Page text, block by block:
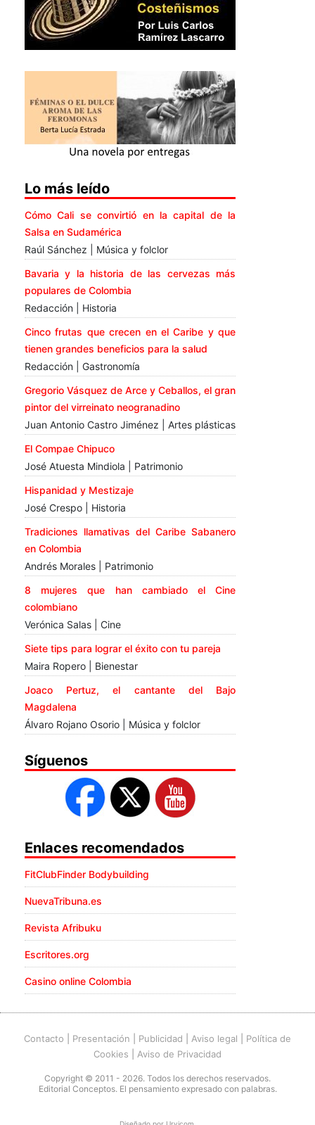
Lo más leído
Cómo Cali se convirtió en la capital de la
Salsa en Sudamérica
Raúl Sánchez | Música y folclor
Bavaria y la historia de las cervezas más
populares de Colombia
Redacción | Historia
Cinco frutas que crecen en el Caribe y que
tienen grandes beneficios para la salud
Redacción | Gastronomía
Gregorio Vásquez de Arce y Ceballos, el gran
pintor del virreinato neogranadino
Juan Antonio Castro Jiménez | Artes plásticas
El Compae Chipuco
José Atuesta Mindiola | Patrimonio
Hispanidad y Mestizaje
José Crespo | Historia
Tradiciones llamativas del Caribe Sabanero
en Colombia
Andrés Morales | Patrimonio
8 mujeres que han cambiado el Cine
colombiano
Verónica Salas | Cine
Siete tips para lograr el éxito con tu pareja
Maira Ropero | Bienestar
Joaco Pertuz, el cantante del Bajo
Magdalena
Álvaro Rojano Osorio | Música y folclor
Síguenos
Enlaces recomendados
FitClubFinder Bodybuilding
NuevaTribuna.es
Revista Afribuku
Escritores.org
Casino online Colombia
Contacto Presentación Publicidad Aviso legal
Política de
Cookies
Aviso de Privacidad
Copyright © 2011 - 2026. Todos los derechos reservados.
Editorial Conceptos. El pensamiento expresado con palabras.